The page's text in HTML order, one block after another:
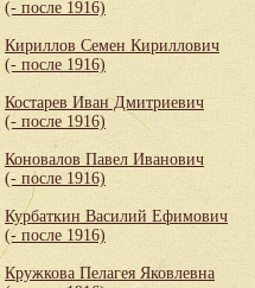
(- после 1916)
Кириллов Семен Кириллович
(- после 1916)
Костарев Иван Дмитриевич
(- после 1916)
Коновалов Павел Иванович
(- после 1916)
Курбаткин Василий Ефимович
(- после 1916)
Кружкова Пелагея Яковлевна